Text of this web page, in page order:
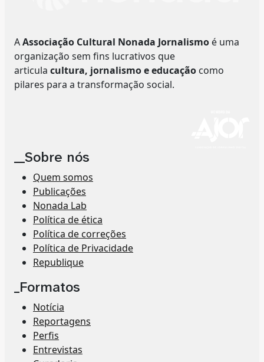
AAssociação Cultural Nonada Jornalismo é uma
organização sem fins lucrativos que
articula cultura, jornalismo e educação como
pilares para a transformação social.
__Sobre nós
Quem somos
Publicações
Nonada Lab
Política de ética
Política de correções
Política de Privacidade
Republique
_Formatos
Notícia
Reportagens
Perfis
Entrevistas